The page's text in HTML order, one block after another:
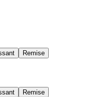
Remise
Remise